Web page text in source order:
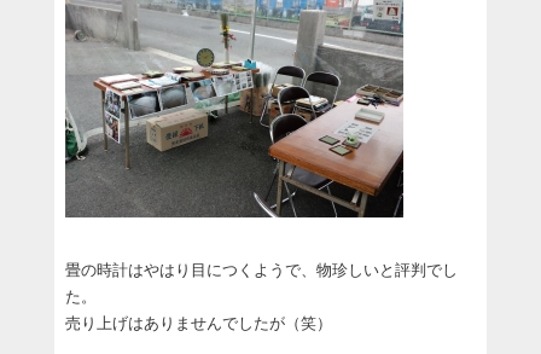
畳の時計はやはり目につくようで、物珍しいと評判でし
た。
売り上げはありませんでしたが（笑）